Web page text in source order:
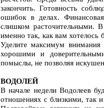
закончить. Готовность
ошибок в делах.
слишком расточительными. В
именно так, как вам хотелось
Уделите максимум
хорошими и
помыслы, не позволяя
ВОДОЛЕЙ
В начале недели Водолеев
отношениях с близкими, так